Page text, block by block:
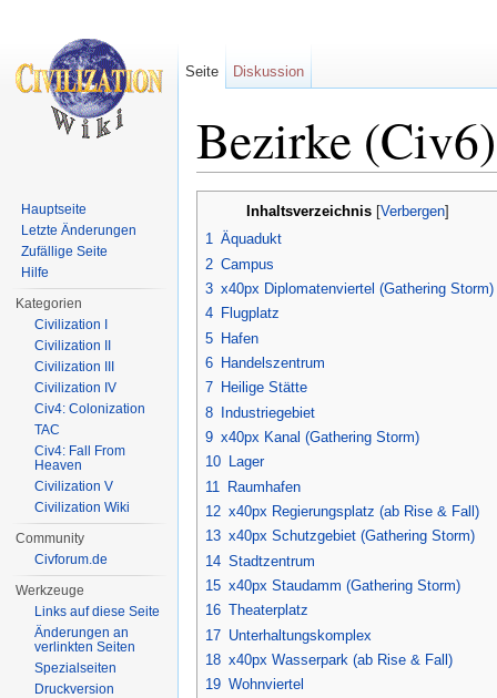
Bezirke (Civ6)
Inhaltsverzeichnis[ Verbergen]
1 Äquadukt
2 Campus
3 x40px Diplomatenviertel (Gathering Storm)
4 Flugplatz
5 Hafen
6 Handelszentrum
7 Heilige Stätte
8 Industriegebiet
9 x40px Kanal (Gathering Storm)
10 Lager
11
Raumhafen
12 x40px Regierungsplatz (ab Rise & Fall)
13 x40px Schutzgebiet (Gathering Storm)
14 Stadtzentrum
15 x40px Staudamm (Gathering Storm)
16 Theaterplatz
17 Unterhaltungskomplex
18 x40px Wasserpark (ab Rise & Fall)
19 Wohnviertel
Seite Diskussion
Hauptseite
Letzte Änderungen
Zufällige Seite
Hilfe
Kategorien
Civilization I
Civilization II
Civilization III
Civilization IV
Civ4: Colonization
TAC
Civ4: Fall From
Heaven
Civilization V
Civilization Wiki
Community
Civforum.de
Werkzeuge
Links auf diese Seite
Änderungen an
verlinkten Seiten
Spezialseiten
Druckversion